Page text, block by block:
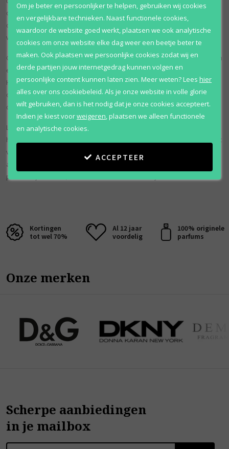
de diepte en levensduur van het parfum versterkt. Samen zorgen
deze basisnoten voor een blijvende indruk, die een spoor van
warmte en mystiek achterlaat.
Gepresenteerd in een slanke en elegante flacon die de strakke lijnen
en eenvoud van de geur zelf weerspiegelt, is L'eau D'Issey Pour
Homme Vetiver een ware weerspiegeling van moderne luxe. Het
ontwerp van de flacon is minimalistisch maar krachtig en belichaamt
de volwassen en zelfverzekerde geest van het parfum.
L'eau D'Issey Pour Homme Vetiver is ideaal voor de man die waarde
hecht aan verfijning en subtiliteit in zijn parfumkeuzes. Het is geschikt
voor zowel overdag als 's avonds, waardoor het een veelzijdige
aanvulling is op elke parfumcollectie. Deze geur is niet alleen een
persoonlijke keuze; het is een statement van stijl en evenwicht.
Kortingen
tot wel 70%
Al 12 jaar
voordelig
100% originele
parfums
Onze merken
Scherpe aanbiedingen
in je mailbox
Om je beter en persoonlijker te helpen, gebruiken wij cookies
en vergelijkbare technieken. Naast functionele cookies,
waardoor de website goed werkt, plaatsen we ook analytische
cookies om onze website elke dag weer een beetje beter te
maken. Ook plaatsen we persoonlijke cookies zodat wij en
derde partijen jouw internetgedrag kunnen volgen en
persoonlijke content kunnen laten zien. Meer weten?Lees hier
alles over ons cookiebeleid. Als je onze website in volle glorie
wilt gebruiken, dan is het nodig dat je onze cookies accepteert.
Indien je kiest voorweigeren plaatsen we alleen functionele
en analytische cookies.
ACCEPTEER